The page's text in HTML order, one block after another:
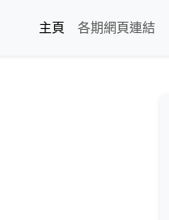
主頁
各期網頁連結